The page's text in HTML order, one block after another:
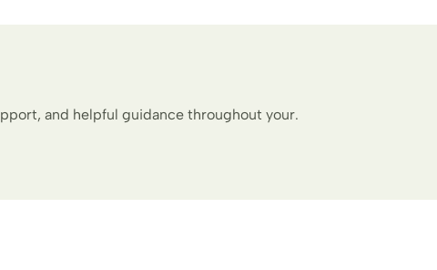
and helpful guidance throughout your.